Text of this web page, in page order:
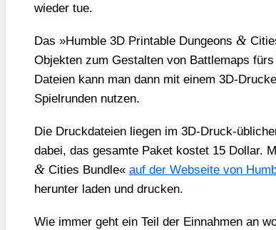
wie­der tue.
Das »Hum­ble 3D Prin­ta­ble Dun­ge­ons &
Objek­ten zum Gestal­ten von Batt­le­maps
Datei­en kann man dann mit einem 3D-
Spiel­run­den nut­zen.
Die Druck­da­tei­en lie­gen im 3D-Druck-
dabei, das gesam­te Paket kos­tet 15 Dol­lar.
& Cities Bund­le« auf der Web­sei­te von
her­un­ter laden und dru­cken.
Wie immer geht ein Teil der Ein­nah­men an